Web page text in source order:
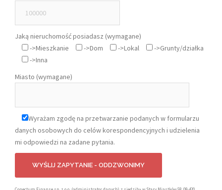
Jaką nieruchomość posiadasz (wymagane)
->Mieszkanie
->Dom ->Lokal
->Grunty/działka
->Inna
Miasto (wymagane)
Wyrażam zgodę na przetwarzanie podanych w formularzu
danych osobowych do celów korespondencyjnych i udzielenia
mi odpowiedzi na zadane pytania.